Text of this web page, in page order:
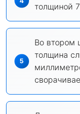
толщиной
Во втором
толщина